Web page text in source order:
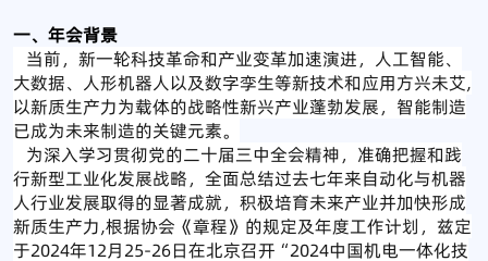
一、年会背景
当前，新一轮科技革命和产业变革加速演进，人工智能、
大数据、人形机器人以及数字孪生等新技术和应用方兴未艾,
以新质生产力为载体的战略性新兴产业蓬勃发展，智能制造
已成为未来制造的关键元素。
为深入学习贯彻党的二十届三中全会精神，准确把握和践
行新型工业化发展战略，全面总结过去七年来自动化与机器
人行业发展取得的显著成就，积极培育未来产业并加快形成
新质生产力,根据协会《章程》的规定及年度工作计划，兹定
于2024年12月25-26日在北京召开“2024中国机电一体化技